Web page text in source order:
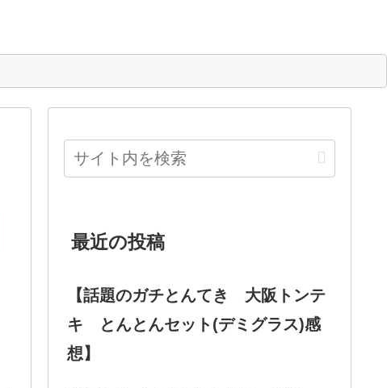
最近の投稿
【話題のガチとんてき 大阪トンテ
キ とんとんセット(デミグラス)感
想】